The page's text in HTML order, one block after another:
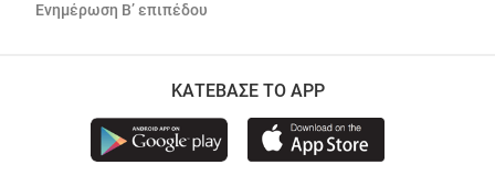
Ενημέρωση Β’ επιπέδου
ΚΑΤΕΒΑΣΕ ΤΟ APP